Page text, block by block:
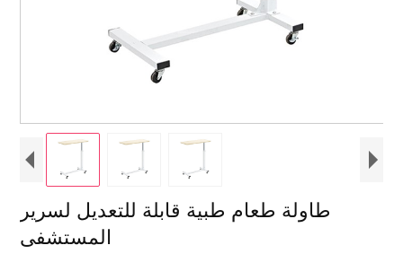
طاولة طعام طبية قابلة للتعديل لسرير
المستشفى